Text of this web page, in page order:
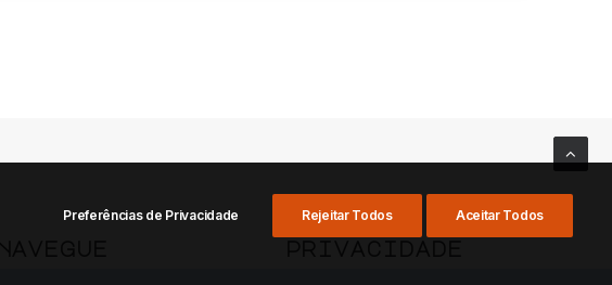
Preferências de Privacidade Rejeitar Todos Aceitar Todos